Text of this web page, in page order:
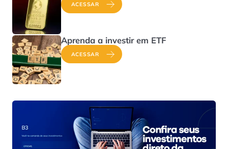
ACESSAR
Aprenda a investir em ETF
ACESSAR